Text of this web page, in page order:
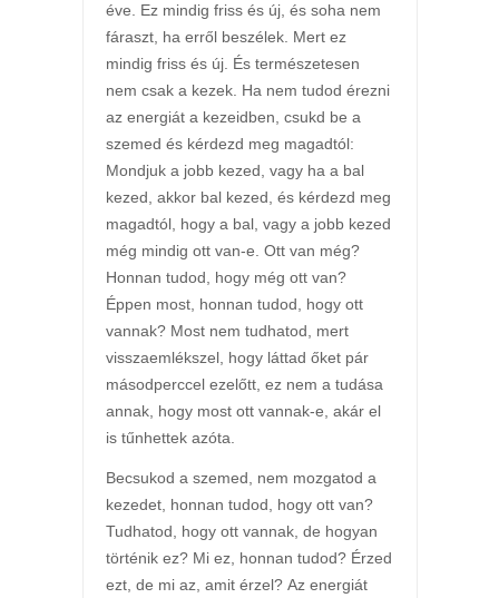
éve. Ez mindig friss és új, és soha nem
fáraszt, ha erről beszélek. Mert ez
mindig friss és új. És természetesen
nem csak a kezek. Ha nem tudod érezni
az energiát a kezeidben, csukd be a
szemed és kérdezd meg magadtól:
Mondjuk a jobb kezed, vagy ha a bal
kezed, akkor bal kezed, és kérdezd meg
magadtól, hogy a bal, vagy a jobb kezed
még mindig ott van-e. Ott van még?
Honnan tudod, hogy még ott van?
Éppen most, honnan tudod, hogy ott
vannak? Most nem tudhatod, mert
visszaemlékszel, hogy láttad őket pár
másodperccel ezelőtt, ez nem a tudása
annak, hogy most ott vannak-e, akár el
is tűnhettek azóta.
Becsukod a szemed, nem mozgatod a
kezedet, honnan tudod, hogy ott van?
Tudhatod, hogy ott vannak, de hogyan
történik ez? Mi ez, honnan tudod? Érzed
ezt, de mi az, amit érzel? Az energiát